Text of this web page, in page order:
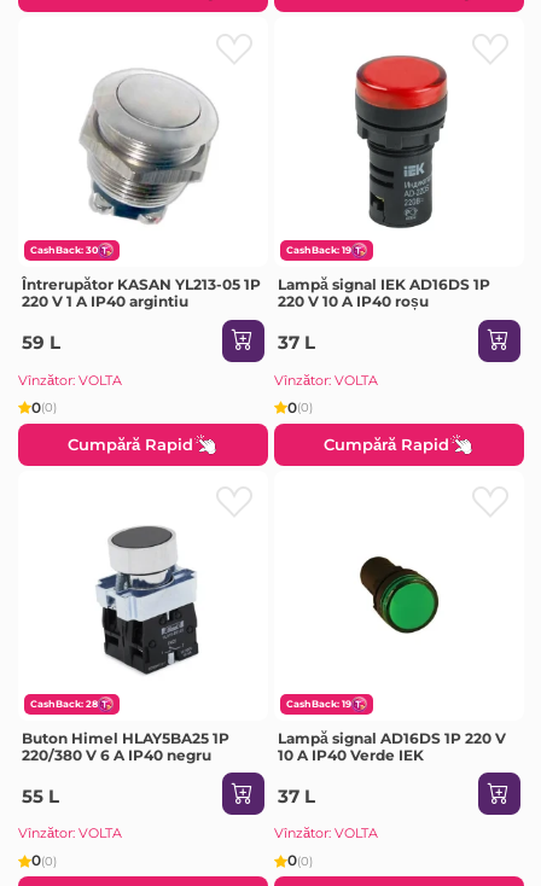
CashBack: 30
Întrerupător KASAN YL213-05 1P
220 V 1 A IP40 argintiu
59 L
Vînzător: VOLTA
0(0)
Cumpără Rapid
CashBack: 19
Lampă signal IEK AD16DS 1P
220 V 10 A IP40 roșu
37 L
Vînzător: VOLTA
0(0)
Cumpără Rapid
CashBack: 28
Buton Himel HLAY5BA25 1P
220/380 V 6 A IP40 negru
55 L
Vînzător: VOLTA
0(0)
CashBack: 19
Lampă signal AD16DS 1P 220 V
10 A IP40 Verde IEK
37 L
Vînzător: VOLTA
0(0)